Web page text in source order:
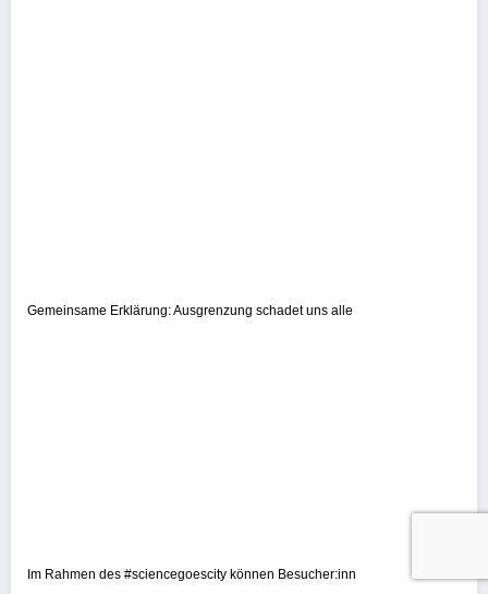
Gemeinsame Erklärung: Ausgrenzung schadet uns alle
Im Rahmen des #sciencegoescity können Besucher:inn